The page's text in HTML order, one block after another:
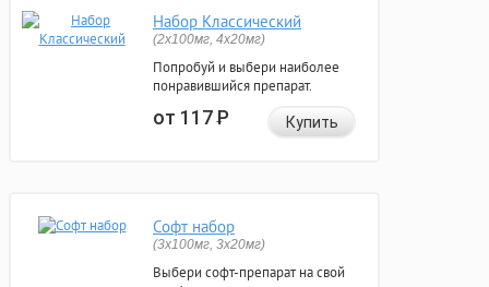
Набор Классический
(2x100мг, 4x20мг)
Попробуй и выбери наиболее
понравившийся препарат.
от 117Р Купить
Софт набор
(3x100мг, 3x20мг)
Выбери софт-препарат на свой